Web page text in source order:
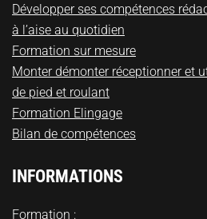
Développer ses compétences
à l’aise au quotidien
Formation sur mesure
Monter démonter réceptionner et
de pied et roulant
Formation Elingage
Bilan de compétences
INFORMATIONS
Formation :